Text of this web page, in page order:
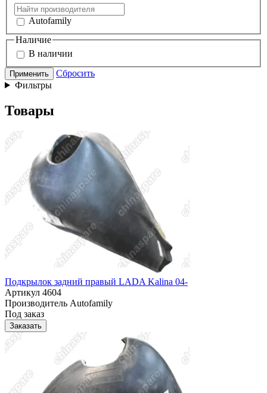
Autofamily
Наличие
В наличии
Применить
Сбросить
Фильтры
Товары
Подкрылок задний правый LADA Kalina 04-
Артикул 4604
Производитель Autofamily
Под заказ
Заказать